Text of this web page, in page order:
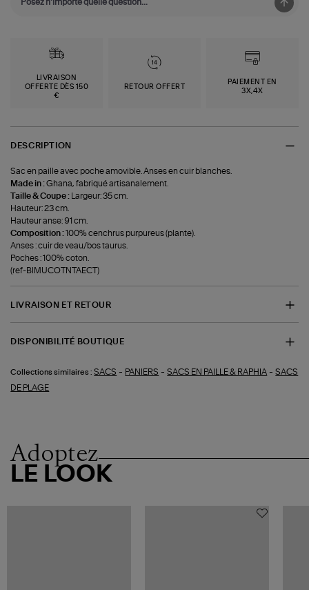
LIVRAISON
OFFERTE DÈS 150
€
RETOUR OFFERT
PAIEMENT EN
3X,4X
DESCRIPTION
Sac en paille avec poche amovible. Anses en cuir blanches.
Made in :Ghana, fabriqué artisanalement.
Taille & Coupe :
Largeur: 35 cm.
Hauteur: 23 cm.
Hauteur anse: 91 cm.
Composition :100% cenchrus purpureus (plante).
Anses : cuir de veau/bos taurus.
Poches : 100% coton.
(ref-BIMUCOTNTAECT)
LIVRAISON ET RETOUR
DISPONIBILITÉ BOUTIQUE
Collections similaires : SACS - PANIERS -SACS EN PAILLE & RAPHIA -SACS
DE PLAGE
Adoptez
LE LOOK